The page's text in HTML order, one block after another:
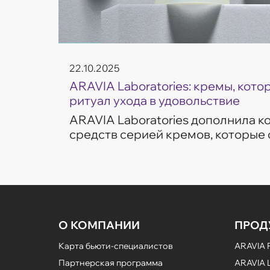
22.10.2025
ARAVIA Laboratories: кремы,
ритуал ухода в удовольствие
ARAVIA Laboratories дополнила
средств серией кремов,
О КОМПАНИИ
Карта бьюти-специалистов
Партнерская программа
ARAVIA
ARAVIA